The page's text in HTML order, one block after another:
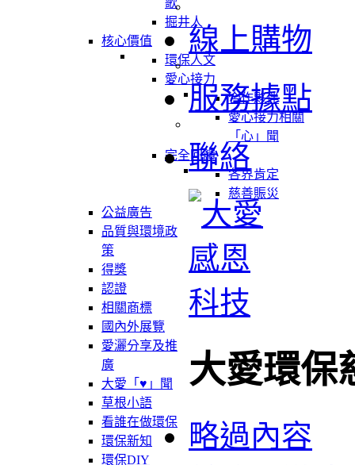
歌
掘井人
核心價值
環保人文
愛心接力
合作夥伴
愛心接力相關
「心」聞
完全回饋
各界肯定
慈善賑災
公益廣告
品質與環境政
策
得獎
認證
相關商標
國內外展覽
愛灑分享及推
廣
大愛「♥」聞
草根小語
看誰在做環保
環保新知
環保DIY
線上購物
服務據點
聯絡
大愛環保
略過內容